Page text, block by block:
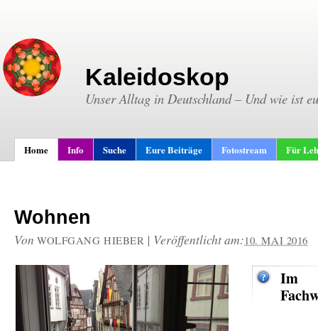
Kaleidoskop
Unser Alltag in Deutschland – Und wie ist
Home Info Suche Eure Beiträge Fotostream Für
Wohnen
Von WOLFGANG HIEBER | Veröffentlicht am:10. MAI 2016
Im